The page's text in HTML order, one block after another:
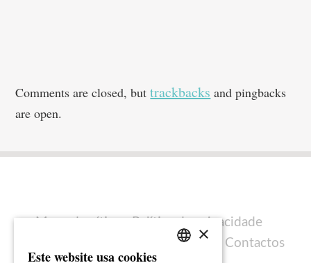
Comments are closed, buttrackbacks and pingbacks
are open.
Mapa do sítio
Política de privacidade
Ficha técnica Contactos
×
Este website usa cookies